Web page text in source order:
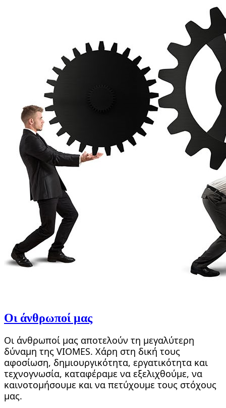
Οι άνθρωποί μας
Οι άνθρωποί μας αποτελούν τη μεγαλύτερη
δύναμη της VIOMES. Χάρη στη δική τους
αφοσίωση, δημιουργικότητα, εργατικότητα και
τεχνογνωσία, καταφέραμε να εξελιχθούμε, να
καινοτομήσουμε και να πετύχουμε τους στόχους
μας.